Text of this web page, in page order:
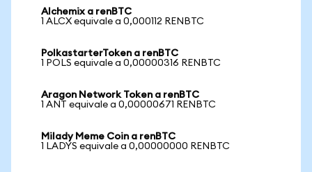
Alchemix a renBTC
1 ALCX equivale a 0,000112 RENBTC
PolkastarterToken a renBTC
1 POLS equivale a 0,00000316 RENBTC
Aragon Network Token a renBTC
1 ANT equivale a 0,00000671 RENBTC
Milady Meme Coin a renBTC
1 LADYS equivale a 0,00000000 RENBTC